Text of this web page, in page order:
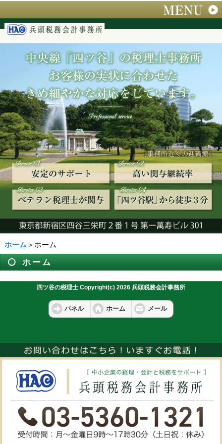
ホーム ＞ホーム
ホーム
四ツ谷の税理士 Copyright(c) 2026 兵頭税務会計事務所
パネル ホーム メール